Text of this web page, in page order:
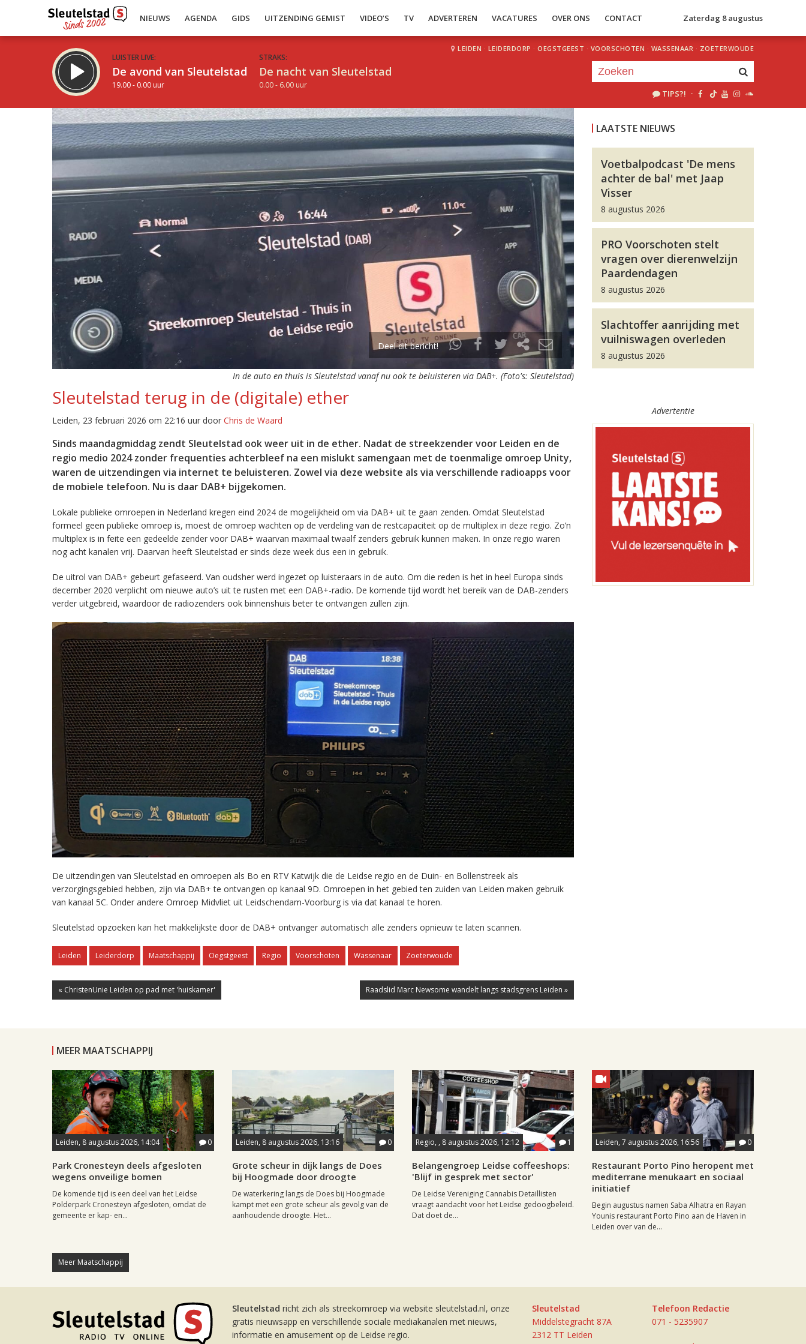
NIEUWS AGENDA GIDS UITZENDING GEMIST VIDEO’S TV ADVERTEREN VACATURES OVER ONS CONTACT Zaterdag 8 augustus
LUISTER LIVE:
De avond van Sleutelstad
19.00 - 0.00 uur
STRAKS:
De nacht van Sleutelstad
0.00 - 6.00 uur
LEIDEN · LEIDERDORP · OEGSTGEEST · VOORSCHOTEN · WASSENAAR · ZOETERWOUDE
TIPS?! ·
Deel dit bericht!
In de auto en thuis is Sleutelstad vanaf nu ook te beluisteren via DAB+. (Foto's: Sleutelstad)
Sleutelstad terug in de (digitale) ether
Leiden, 23 februari 2026 om 22:16 uur door Chris de Waard
Sinds maandagmiddag zendt Sleutelstad ook weer uit in de ether. Nadat de streekzender voor Leiden en de
regio medio 2024 zonder frequenties achterbleef na een mislukt samengaan met de toenmalige omroep Unity,
waren de uitzendingen via internet te beluisteren. Zowel via deze website als via verschillende radioapps voor
de mobiele telefoon. Nu is daar DAB+ bijgekomen.
Lokale publieke omroepen in Nederland kregen eind 2024 de mogelijkheid om via DAB+ uit te gaan zenden. Omdat Sleutelstad
formeel geen publieke omroep is, moest de omroep wachten op de verdeling van de restcapaciteit op de multiplex in deze regio. Zo’n
multiplex is in feite een gedeelde zender voor DAB+ waarvan maximaal twaalf zenders gebruik kunnen maken. In onze regio waren
nog acht kanalen vrij. Daarvan heeft Sleutelstad er sinds deze week dus een in gebruik.
De uitrol van DAB+ gebeurt gefaseerd. Van oudsher werd ingezet op luisteraars in de auto. Om die reden is het in heel Europa sinds
december 2020 verplicht om nieuwe auto’s uit te rusten met een DAB+-radio. De komende tijd wordt het bereik van de DAB-zenders
verder uitgebreid, waardoor de radiozenders ook binnenshuis beter te ontvangen zullen zijn.
De uitzendingen van Sleutelstad en omroepen als Bo en RTV Katwijk die de Leidse regio en de Duin- en Bollenstreek als
verzorgingsgebied hebben, zijn via DAB+ te ontvangen op kanaal 9D. Omroepen in het gebied ten zuiden van Leiden maken gebruik
van kanaal 5C. Onder andere Omroep Midvliet uit Leidschendam-Voorburg is via dat kanaal te horen.
Sleutelstad opzoeken kan het makkelijkste door de DAB+ ontvanger automatisch alle zenders opnieuw te laten scannen.
Leiden Leiderdorp Maatschappij Oegstgeest Regio Voorschoten Wassenaar Zoeterwoude
« ChristenUnie Leiden op pad met 'huiskamer' Raadslid Marc Newsome wandelt langs stadsgrens Leiden »
LAATSTE NIEUWS
Voetbalpodcast 'De mens
achter de bal' met Jaap
Visser
8 augustus 2026
PRO Voorschoten stelt
vragen over dierenwelzijn
Paardendagen
8 augustus 2026
Slachtoffer aanrijding met
vuilniswagen overleden
8 augustus 2026
Advertentie
MEER MAATSCHAPPIJ
Leiden, 8 augustus 2026, 14:04 0
Park Cronesteyn deels afgesloten
wegens onveilige bomen
De komende tijd is een deel van het Leidse
Polderpark Cronesteyn afgesloten, omdat de
gemeente er kap- en...
Leiden, 8 augustus 2026, 13:16 0
Grote scheur in dijk langs de Does
bij Hoogmade door droogte
De waterkering langs de Does bij Hoogmade
kampt met een grote scheur als gevolg van de
aanhoudende droogte. Het...
Regio, , 8 augustus 2026, 12:12 1
Belangengroep Leidse coffeeshops:
'Blijf in gesprek met sector'
De Leidse Vereniging Cannabis Detaillisten
vraagt aandacht voor het Leidse gedoogbeleid.
Dat doet de...
Leiden, 7 augustus 2026, 16:56 0
Restaurant Porto Pino heropent met
mediterrane menukaart en sociaal
initiatief
Begin augustus namen Saba Alhatra en Rayan
Younis restaurant Porto Pino aan de Haven in
Leiden over van de...
Meer Maatschappij
Sleutelstad richt zich als streekomroep via website sleutelstad.nl, onze
gratis nieuwsapp en verschillende sociale mediakanalen met nieuws,
informatie en amusement op de Leidse regio.
Sleutelstad
Middelstegracht 87A
2312 TT Leiden
Telefoon Redactie
071 - 5235907